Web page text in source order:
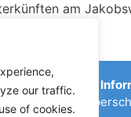
our traffic.
of cookies.
am
Sie falsche
Herbergen,